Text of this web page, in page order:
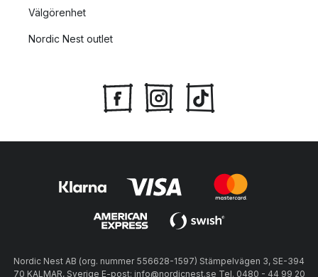
Välgörenhet
Nordic Nest outlet
Nordic Nest AB (org. nummer 556628-1597) Stämpelvägen 3, SE-394
70 KALMAR, Sverige E-post: info@nordicnest.se Tel. 0480 - 44 99 20